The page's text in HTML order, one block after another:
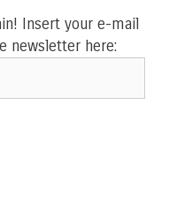
Insert your e-mail
newsletter here: